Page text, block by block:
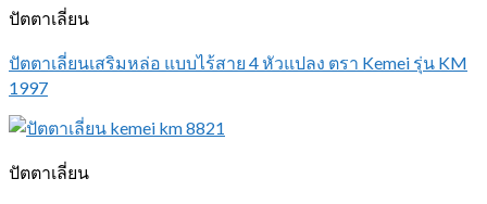
ปัตตาเลี่ยน
ปัตตาเลี่ยนเสริมหล่อ แบบไร้สาย 4 หัวแปลง ตรา Kemei รุ่น KM
1997
ปัตตาเลี่ยน